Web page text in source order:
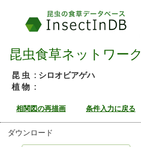
昆虫食草ネットワーク
昆 虫 : シロオビアゲハ
植 物 :
ダウンロード